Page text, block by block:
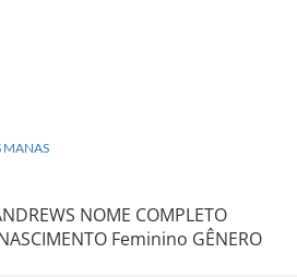
MANAS
NOME COMPLETO
Feminino GÊNERO